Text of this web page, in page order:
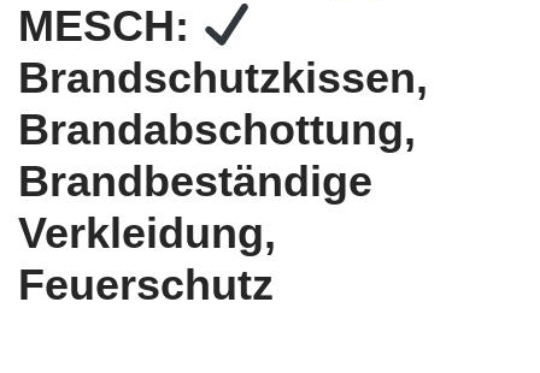
MESCH:
Brandschutzkissen,
Brandabschottung,
Brandbeständige
Verkleidung,
Feuerschutz